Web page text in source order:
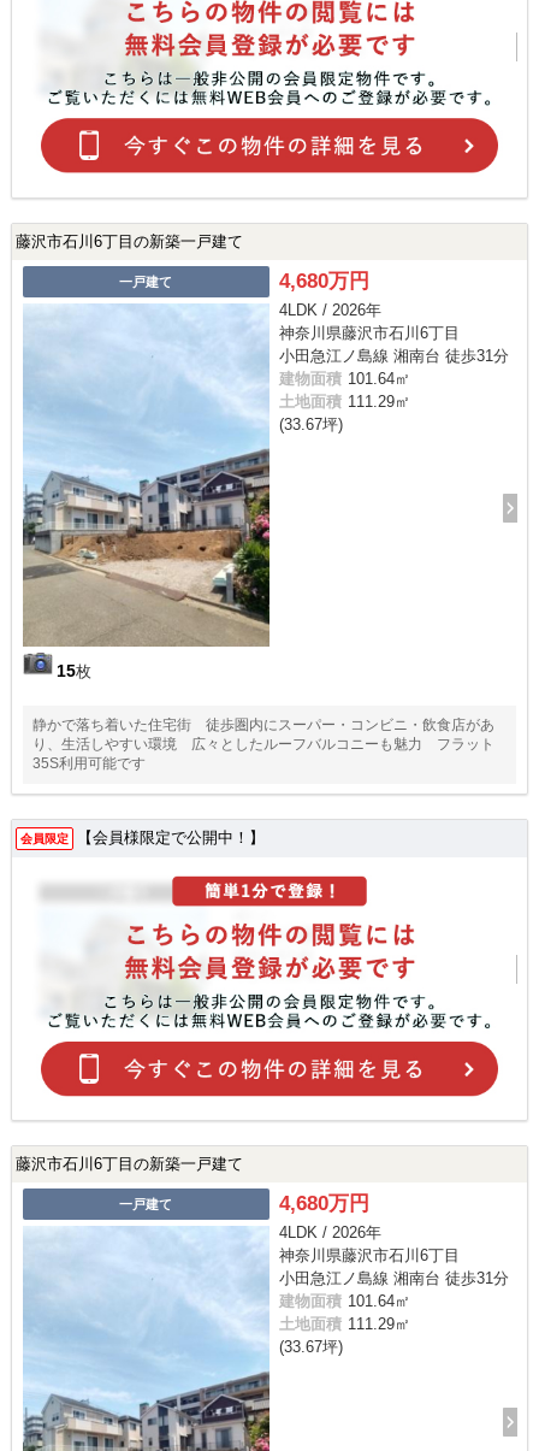
藤沢市石川6丁目の新築一戸建て
一戸建て
15枚
4,680万円
4LDK / 2026年
神奈川県藤沢市石川6丁目
小田急江ノ島線 湘南台 徒歩31分
建物面積 101.64㎡
土地面積 111.29㎡
(33.67坪)
静かで落ち着いた住宅街 徒歩圏内にスーパー・コンビニ・飲食店があ
り、生活しやすい環境 広々としたルーフバルコニーも魅力 フラット
35S利用可能です
会員限定 【会員様限定で公開中！】
藤沢市石川6丁目の新築一戸建て
一戸建て 4,680万円
4LDK / 2026年
神奈川県藤沢市石川6丁目
小田急江ノ島線 湘南台 徒歩31分
建物面積 101.64㎡
土地面積 111.29㎡
(33.67坪)